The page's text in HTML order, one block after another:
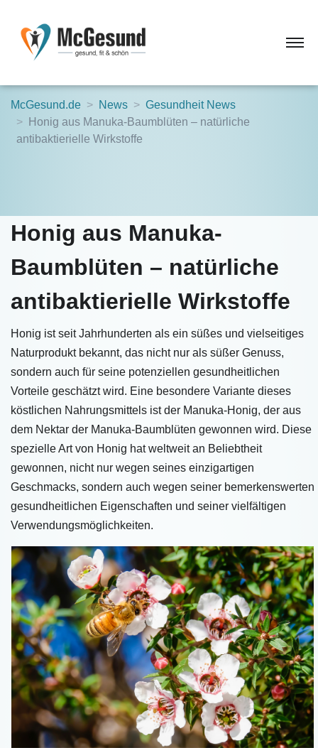
McGesund.de News
Gesundheit News
Honig aus Manuka-Baumblüten – natürliche
antibaktierielle Wirkstoffe
Honig aus Manuka-
Baumblüten – natürliche
antibaktierielle Wirkstoffe
Honig ist seit Jahrhunderten als ein süßes und vielseitiges
Naturprodukt bekannt, das nicht nur als süßer Genuss,
sondern auch für seine potenziellen gesundheitlichen
Vorteile geschätzt wird. Eine besondere Variante dieses
köstlichen Nahrungsmittels ist der Manuka-Honig, der aus
dem Nektar der Manuka-Baumblüten gewonnen wird. Diese
spezielle Art von Honig hat weltweit an Beliebtheit
gewonnen, nicht nur wegen seines einzigartigen
Geschmacks, sondern auch wegen seiner bemerkenswerten
gesundheitlichen Eigenschaften und seiner vielfältigen
Verwendungsmöglichkeiten.